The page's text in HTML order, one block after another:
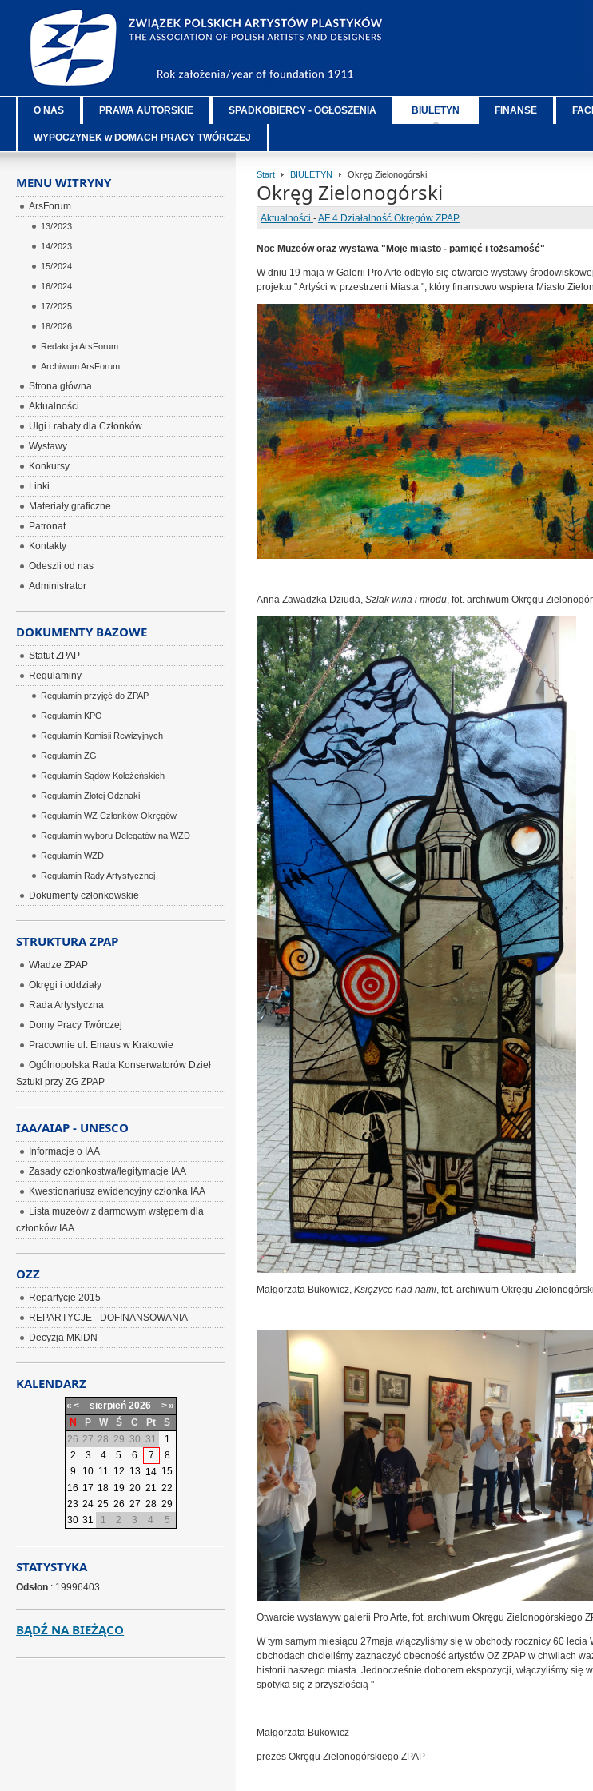
O NAS PRAWA AUTORSKIE SPADKOBIERCY - OGŁOSZENIA BIULETYN FINANSE
WYPOCZYNEK w DOMACH PRACY TWÓRCZEJ
Start BIULETYN Okręg Zielonogórski
Okręg Zielonogórski
Aktualności -AF 4 Działalność Okręgów ZPAP
Noc Muzeów oraz wystawa "Moje miasto - pamięć i tożsamość"
W dniu 19 maja w Galerii Pro Arte odbyło się otwarcie wystawy
projektu " Artyści w przestrzeni Miasta ", który finansowo wspiera Miasto
Anna Zawadzka Dziuda, Szlak wina i miodu, fot. archiwum Okręgu
Małgorzata Bukowicz, Księżyce nad nami, fot. archiwum Okręgu
Otwarcie wystawyw galerii Pro Arte, fot. archiwum Okręgu Zielonogórskiego
W tym samym miesiącu 27maja włączyliśmy się w obchody rocznicy 60
obchodach chcieliśmy zaznaczyć obecność artystów OZ ZPAP w chwilach
historii naszego miasta. Jednocześnie doborem ekspozycji, włączyliśmy się
spotyka się z przyszłością "
Małgorzata Bukowicz
prezes Okręgu Zielonogórskiego ZPAP
MENU WITRYNY
ArsForum
13/2023
14/2023
15/2024
16/2024
17/2025
18/2026
Redakcja ArsForum
Archiwum ArsForum
Strona główna
Aktualności
Ulgi i rabaty dla Członków
Wystawy
Konkursy
Linki
Materiały graficzne
Patronat
Kontakty
Odeszli od nas
Administrator
DOKUMENTY BAZOWE
Statut ZPAP
Regulaminy
Regulamin przyjęć do ZPAP
Regulamin KPO
Regulamin Komisji Rewizyjnych
Regulamin ZG
Regulamin Sądów Koleżeńskich
Regulamin Złotej Odznaki
Regulamin WZ Członków Okręgów
Regulamin wyboru Delegatów na WZD
Regulamin WZD
Regulamin Rady Artystycznej
Dokumenty członkowskie
STRUKTURA ZPAP
Władze ZPAP
Okręgi i oddziały
Rada Artystyczna
Domy Pracy Twórczej
Pracownie ul. Emaus w Krakowie
Ogólnopolska Rada Konserwatorów Dzieł
Sztuki przy ZG ZPAP
IAA/AIAP - UNESCO
Informacje o IAA
Zasady członkostwa/legitymacje IAA
Kwestionariusz ewidencyjny członka IAA
Lista muzeów z darmowym wstępem dla
członków IAA
OZZ
Repartycje 2015
REPARTYCJE - DOFINANSOWANIA
Decyzja MKiDN
KALENDARZ
« < sierpień 2026 >»
N
P W Ś C Pt
S
26 27 28 29 30 31
1
2
3 4 5 6 7
8
9
10 11 12 13 14 15
16 17 18 19 20 21 22
23 24 25 26 27 28 29
30 31 1 2 3 4 5
STATYSTYKA
Odsłon : 19996403
BĄDŹ NA BIEŻĄCO